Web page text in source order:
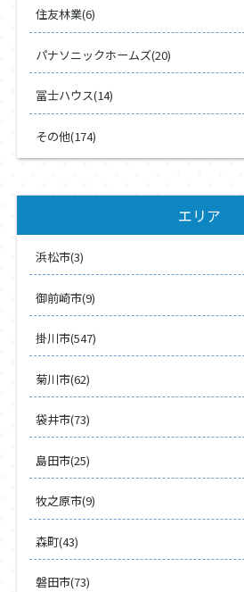
住友林業(6)
パナソニックホームズ(20)
冨士ハウス(14)
その他(174)
エリア
浜松市(3)
御前崎市(9)
掛川市(547)
菊川市(62)
袋井市(73)
島田市(25)
牧之原市(9)
森町(43)
磐田市(73)